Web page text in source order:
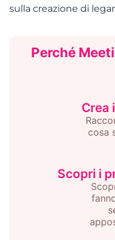
sulla creazione di
Perché
Crea
cosa
Scopri i